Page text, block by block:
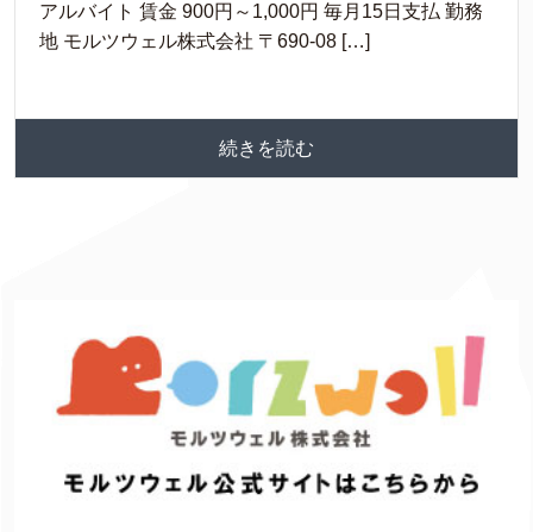
アルバイト 賃金 900円～1,000円 毎月15日支払 勤務
地 モルツウェル株式会社 〒690-08 […]
続きを読む